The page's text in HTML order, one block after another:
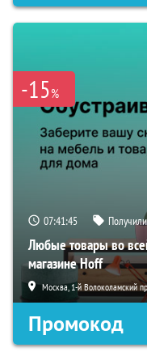
-15%
07:41:44
Любые товары во
магазине Hoff
Москва, 1-й Волоколамский
Промокод